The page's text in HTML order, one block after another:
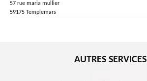
57 rue maria mullier
59175 Templemars
AUTRES SERVICES